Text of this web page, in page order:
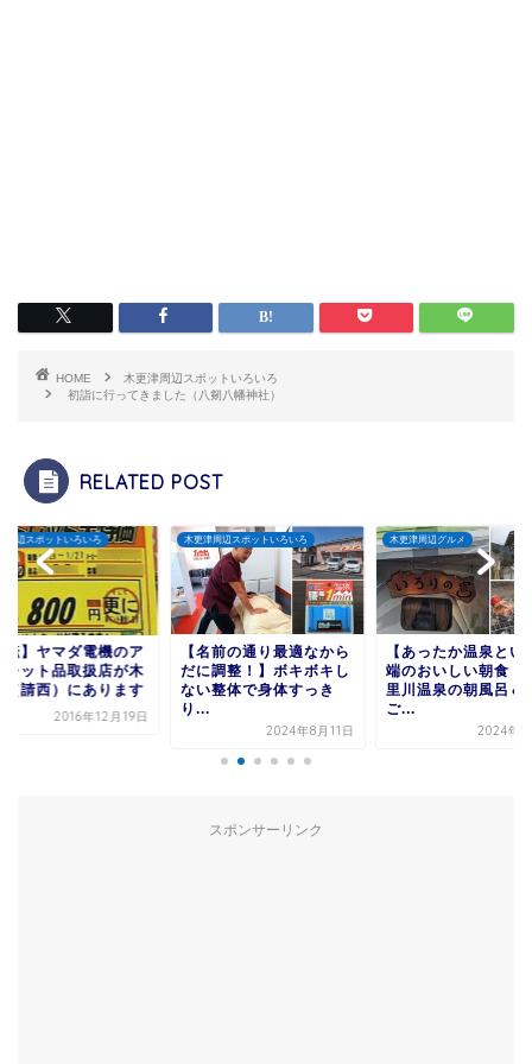
HOME
木更津周辺スポットいろいろ
初詣に行ってきました（八剱八幡神社）
RELATED POST
周辺スポットいろいろ
転】ヤマダ電機のア
レット品取扱店が木
（請西）にあります
2016年12月19日
木更津周辺スポットいろいろ
【名前の通り最適なから
だに調整！】ボキボキし
ない整体で身体すっき
り...
2024年8月11日
木更津周辺グルメ
【あったか温泉とい
端のおいしい朝食！
里川温泉の朝風呂＆
ご...
2024年4
スポンサーリンク